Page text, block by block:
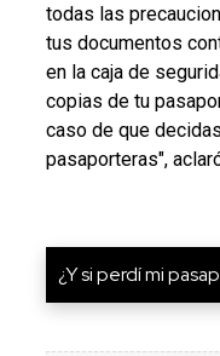
todas las
tus documentos
en la caja de
copias de tu
caso de que
pasaporteras",
¿Y si perdí mi